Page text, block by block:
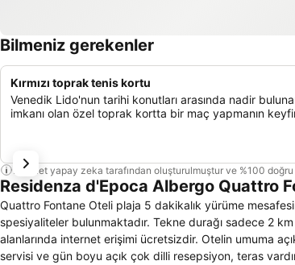
Bilmeniz gerekenler
Kırmızı toprak tenis kortu
Venedik Lido'nun tarihi konutları arasında nadir
imkanı olan özel toprak kortta bir maç yapmanın
Bu özet yapay zeka tarafından oluşturulmuştur ve %100
Residenza d'Epoca Albergo Quattro
Quattro Fontane Oteli plaja 5 dakikalık yürüme
spesiyaliteler bulunmaktadır. Tekne durağı sadece 2
alanlarında internet erişimi ücretsizdir. Otelin umuma
servisi ve gün boyu açık çok dilli resepsiyon, teras